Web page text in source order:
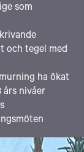
som
och tegel med
ha ökat
års nivåer